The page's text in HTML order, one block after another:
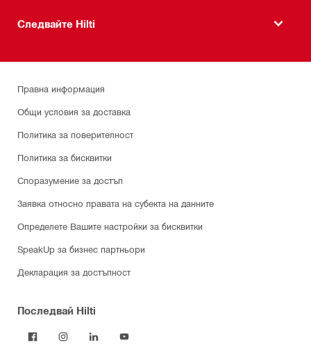
Следвайте Hilti
Правна информация
Общи условия за доставка
Политика за поверителност
Политика за бисквитки
Споразумение за достъп
Заявка относно правата на субекта на данните
Определете Вашите настройки за бисквитки
SpeakUp за бизнес партньори
Декларация за достъпност
Последвай Hilti